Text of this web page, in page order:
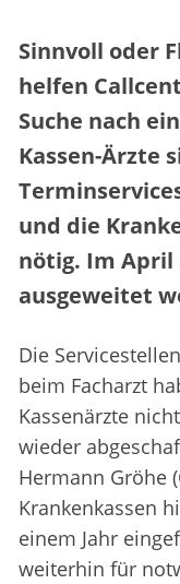
Sinnvoll oder
helfen
Suche nach
Kassen-Ärzte
und die
nötig. Im April
ausgeweitet
Die
beim Facharzt
Kassenärzte
wieder
Hermann Gröhe
Krankenkassen
einem Jahr
weiterhin für